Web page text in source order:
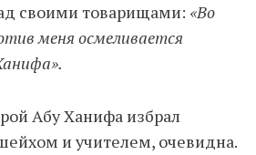
своими товарищами: «Во
меня осмеливается
Абу Ханифа избрал
и учителем, очевидна.